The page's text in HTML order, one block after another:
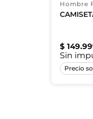
Hombre
$ 149.
Sin